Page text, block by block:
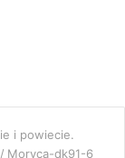
i powiecie.
/ Moryca-dk91-6